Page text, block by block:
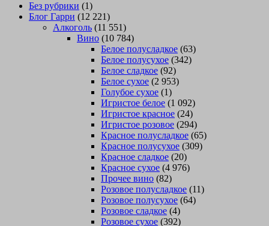
Без рубрики (1)
Блог Гарри (12 221)
Алкоголь (11 551)
Вино (10 784)
Белое полусладкое (63)
Белое полусухое (342)
Белое сладкое (92)
Белое сухое (2 953)
Голубое сухое (1)
Игристое белое (1 092)
Игристое красное (24)
Игристое розовое (294)
Красное полусладкое (65)
Красное полусухое (309)
Красное сладкое (20)
Красное сухое (4 976)
Прочее вино (82)
Розовое полусладкое (11)
Розовое полусухое (64)
Розовое сладкое (4)
Розовое сухое (392)